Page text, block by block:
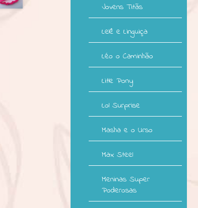
Jovens Titãs
Lelê e Linguiça
Léo o Caminhão
Litle Pony
Lol Surprise
Masha e o Urso
Max Steel
Meninas Super
Poderosas